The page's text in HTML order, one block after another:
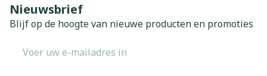
Nieuwsbrief
Blijf op de hoogte van nieuwe producten en promoties